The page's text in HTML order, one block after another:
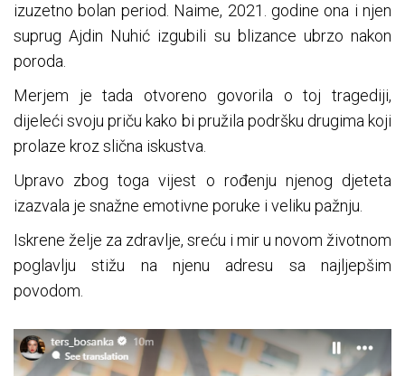
izuzetno bolan period. Naime, 2021. godine ona i njen
suprug Ajdin Nuhić izgubili su blizance ubrzo nakon
poroda.
Merjem je tada otvoreno govorila o toj tragediji,
dijeleći svoju priču kako bi pružila podršku drugima koji
prolaze kroz slična iskustva.
Upravo zbog toga vijest o rođenju njenog djeteta
izazvala je snažne emotivne poruke i veliku pažnju.
Iskrene želje za zdravlje, sreću i mir u novom životnom
poglavlju stižu na njenu adresu sa najljepšim
povodom.